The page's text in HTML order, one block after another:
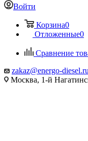
Войти
Корзина0
Отложенные0
Сравнение
zakaz@energo-diesel.ru
Москва, 1-й